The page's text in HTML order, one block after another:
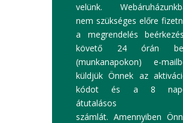
velünk.
nem szükséges előre
a megrendelés
követő 24 órán
(munkanapokon) e-
küldjük Önnek az
kódot és a 8
átutalásos
számlát. Amennyiben